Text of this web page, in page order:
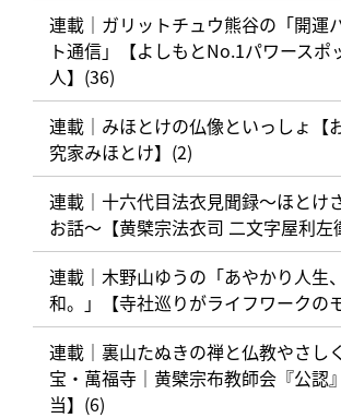
連載｜ガリットチュウ熊谷の「開運
ト通信」【よしもとNo.1パワースポ
人】(36)
連載｜みほとけの仏像といっしょ【
究家みほとけ】(2)
連載｜十六代目法衣見聞録〜ほとけ
お話〜【黄檗宗法衣司 二文字屋利左
連載｜木野山ゆうの「あやかり人生
和。」【寺社巡りがライフワークの
連載｜裏山たぬきの禅と仏教やさし
宝・萬福寺｜黄檗宗布教師会『公認
当】(6)